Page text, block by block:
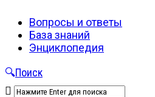
Вопросы и ответы
База знаний
Энциклопедия
Поиск